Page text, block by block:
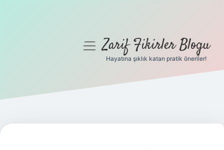
Gizlilik Politikası
Yasal Uyarı
menüyüZarif Fikirler Blogu
Hayatına şıklık katan pratik öneriler!